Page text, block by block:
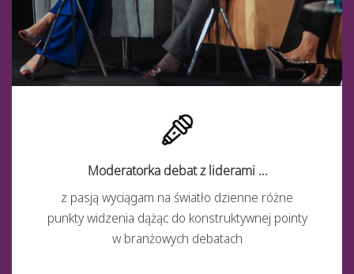
Moderatorka debat z liderami …
z pasją wyciągam na światło dzienne różne
punkty widzenia dążąc do konstruktywnej pointy
w branżowych debatach